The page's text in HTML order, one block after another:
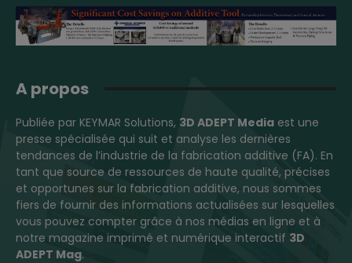
A propos
Publiée par KEYMAR Solutions, 3D ADEPT Media est une
presse spécialisée qui suit et analyse les dernières
tendances de l’industrie de la fabrication additive (FA). En
tant que source de ressources de haute qualité, précises
et opportunes sur la fabrication additive, nous sommes
fiers de fournir des informations actualisées sur lesquelles
vous pouvez compter grâce à nos médias en ligne et à
notre magazine imprimé et numérique interactif 3D
ADEPT Mag.